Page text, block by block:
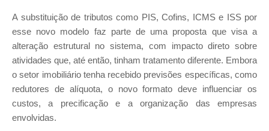
A substituição de tributos como PIS, Cofins, ICMS e ISS por
esse novo modelo faz parte de uma proposta que visa a
alteração estrutural no sistema, com impacto direto sobre
atividades que, até então, tinham tratamento diferente. Embora
o setor imobiliário tenha recebido previsões específicas, como
redutores de alíquota, o novo formato deve influenciar os
custos, a precificação e a organização das empresas
envolvidas.